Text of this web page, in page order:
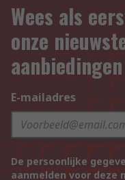
Wees als
onze
aanbiedingen
E-mailadres
De persoonlijke
aanmelden voor deze